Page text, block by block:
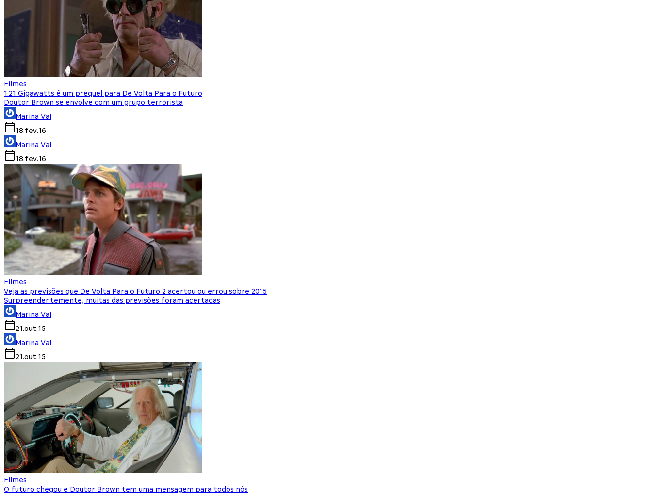
Filmes
1.21 Gigawatts é um prequel para De Volta Para o Futuro
Doutor Brown se envolve com um grupo terrorista
Marina Val
18.fev.16
Marina Val
18.fev.16
Filmes
Veja as previsões que De Volta Para o Futuro 2 acertou ou errou sobre 2015
Surpreendentemente, muitas das previsões foram acertadas
Marina Val
21.out.15
Marina Val
21.out.15
Filmes
O futuro chegou e Doutor Brown tem uma mensagem para todos nós